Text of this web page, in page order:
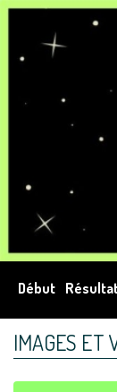
Début
IMAGES ET